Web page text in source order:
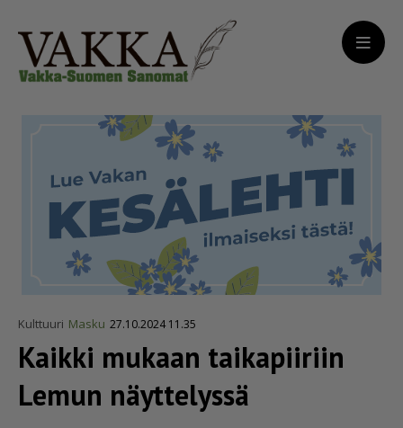
Kulttuuri Masku 27.10.2024 11.35
Kaikki mukaan taikapiiriin
Lemun näyttelyssä